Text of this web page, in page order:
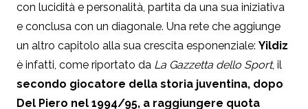
con lucidità e personalità, partita da una sua iniziativa
e conclusa con un diagonale. Una rete che aggiunge
un altro capitolo alla sua crescita esponenziale: Yildiz
è infatti, come riportato da La Gazzetta dello Sport, il
secondo giocatore della storia juventina, dopo
Del Piero nel 1994/95, a raggiungere quota